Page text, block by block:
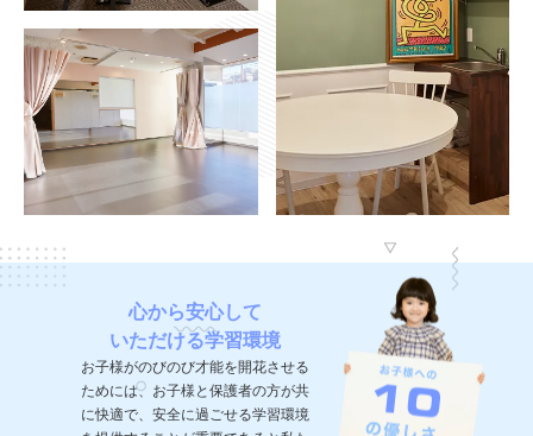
心から安心して
いただける学習環境
お子様がのびのび才能を開花させる
ためには、お子様と保護者の方が共
に快適で、安全に過ごせる学習環境